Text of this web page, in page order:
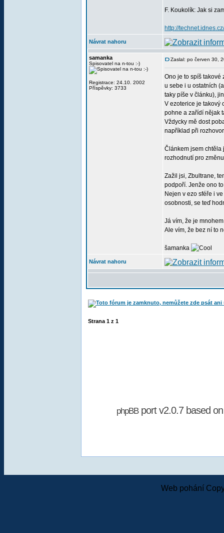
F. Koukolík: Jak si
http://
Návrat nahoru
samanka
Spisovatel na n-tou :-)
Registrace: 24.10. 2002
Příspěvky: 3733
Zaslal: po červen 30,
Ono je to spíš takové
u sebe i u ostatních
taky píše v článku),
V ezoterice je takový
pohne a zařídí nějak
Vždycky mě dost
například při
Článkem jsem chtěla
rozhodnutí pro
Zažil jsi, Zbultrane,
podpoří. Jenže ono
Nejen v ezo sféře i
osobnosti, se teď
Já vím, že je
Ale vím, že bez ní to
šamanka
Návrat nahoru
Strana 1 z 1
phpBBport v2.0.7 based
Web pohání